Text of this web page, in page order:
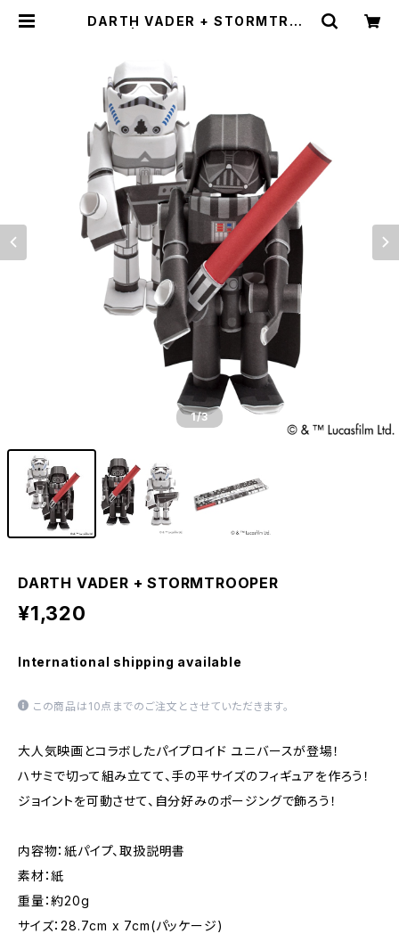
DARTH VADER + STORMTROO
1/3
DARTH VADER + STORMTROOPER
¥1,320
International shipping available
この商品は10点までのご注文とさせていただきます。
大人気映画とコラボしたパイプロイド ユニバースが登場！
ハサミで切って組み立てて、手の平サイズのフィギュアを作ろう！
ジョイントを可動させて、自分好みのポージングで飾ろう！
内容物：紙パイプ、取扱説明書
素材：紙
重量：約20g
サイズ：28.7cm x 7cm(パッケージ)